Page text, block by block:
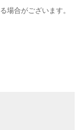
場合がございます。